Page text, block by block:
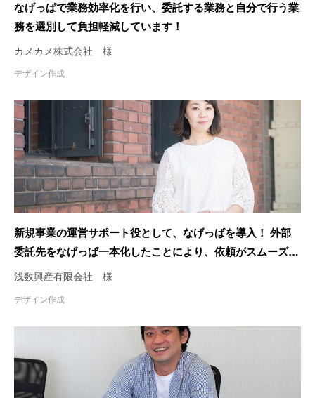
なげっぱで業務効率化を行い、委託する業務と自分で行う業
務を選別して負担軽減しています！
カメカメ株式会社 様
デザイン作成
新規事業の運営サポート役として、なげっぱを導入！ 外部
委託先をなげっぱ一本化したことにより、依頼がスムーズ
に。
浅数興産有限会社 様
デザイン作成